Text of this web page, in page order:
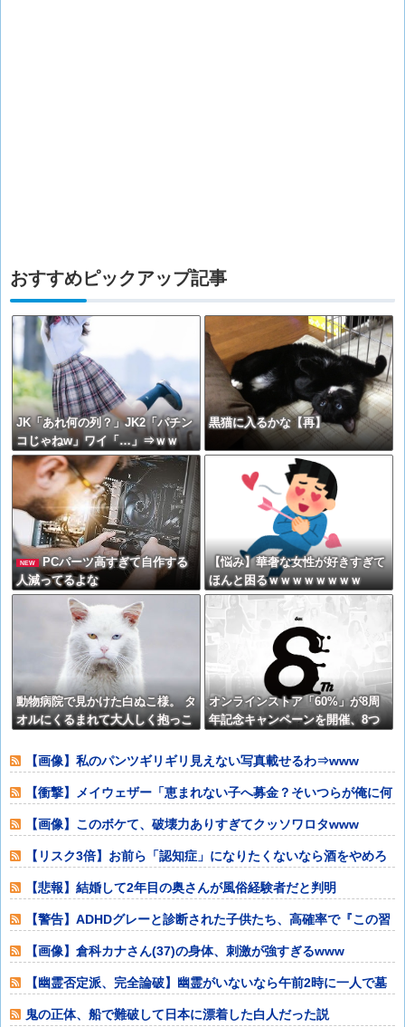
おすすめピックアップ記事
JK「あれ何の列？」JK2「パチン
コじゃねw」ワイ「…」⇒ｗｗ
黒猫に入るかな【再】
NEW
PCパーツ高すぎて自作する
人減ってるよな
【悩み】華奢な女性が好きすぎて
ほんと困るｗｗｗｗｗｗｗｗ
動物病院で見かけた白ぬこ様。 タ
オルにくるまれて大人しく抱っこ
リ【再】
オンラインストア「60%」が8周
年記念キャンペーンを開催、8つ
【画像】私のパンツギリギリ見えない写真載せるわ⇒www
【衝撃】メイウェザー「恵まれない子へ募金？そいつらが俺に何
かしてくれたの
【画像】このボケて、破壊力ありすぎてクッソワロタwww
【リスク3倍】お前ら「認知症」になりたくないなら酒をやめろ
【悲報】結婚して2年目の奥さんが風俗経験者だと判明
【警告】ADHDグレーと診断された子供たち、高確率で『この習
慣』をやって
【画像】倉科カナさん(37)の身体、刺激が強すぎるwww
【幽霊否定派、完全論破】幽霊がいないなら午前2時に一人で墓
鬼の正体、船で難破して日本に漂着した白人だった説